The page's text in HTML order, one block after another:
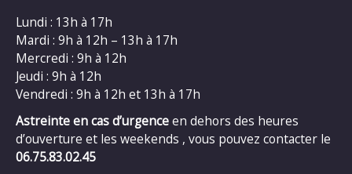
Lundi : 13h à 17h
Mardi : 9h à 12h – 13h à 17h
Mercredi : 9h à 12h
Jeudi : 9h à 12h
Vendredi : 9h à 12h et 13h à 17h
Astreinte en cas d’urgenceen dehors des heures
d’ouverture et les weekends , vous pouvez contacter le
06.75.83.02.45